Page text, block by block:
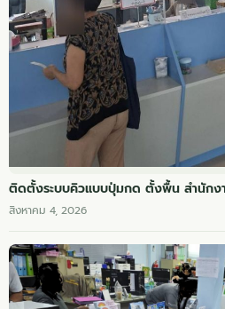
ติดตั้งระบบคิวแบบปุ่มกด ตั้งพื้น สำนักง
สิงหาคม 4, 2026